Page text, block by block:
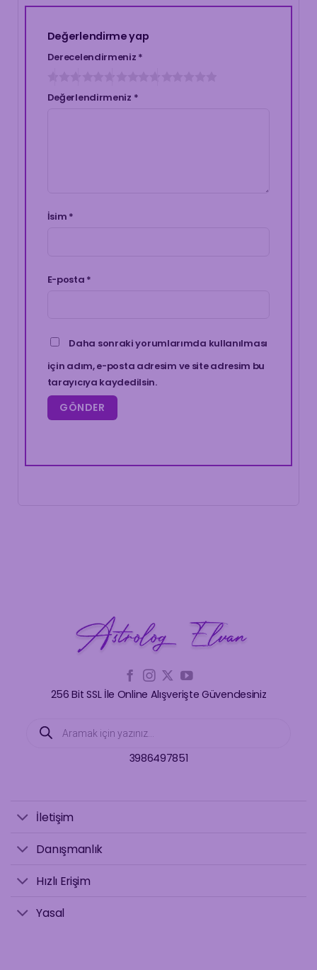
Değerlendirme yap
Derecelendirmeniz *
Değerlendirmeniz *
İsim *
E-posta *
Daha sonraki yorumlarımda kullanılması
için adım, e-posta adresim ve site adresim bu
tarayıcıya kaydedilsin.
256 Bit SSL İle Online Alışverişte Güvendesiniz
search
3986497851
İletişim
Danışmanlık
Hızlı Erişim
Yasal